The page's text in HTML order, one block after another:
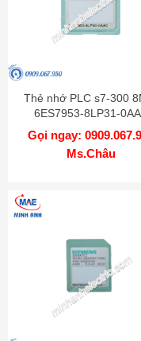
Thẻ nhớ PLC s7-300
6ES7953-8LP31-
Gọi ngay:
Ms.Châu